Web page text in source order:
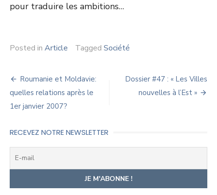
pour traduire les ambitions…
Posted in Article Tagged Société
Navigation
de
l’article
Roumanie et Moldavie:
quelles relations après le
1er janvier 2007?
Dossier #47 : « Les Villes
nouvelles à l’Est »
RECEVEZ NOTRE NEWSLETTER